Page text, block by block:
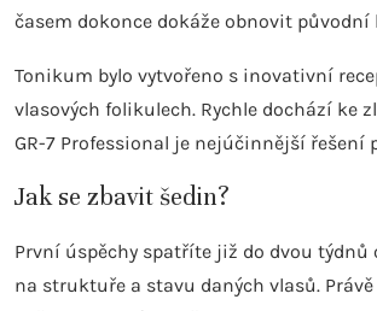
časem dokonce dokáže obnovit
Tonikum bylo vytvořeno s inovativní
vlasových folikulech. Rychle dochází
GR-7 Professional je nejúčinnější
Jak se zbavit šedin?
První úspěchy spatříte již do dvou
na struktuře a stavu daných vlasů.